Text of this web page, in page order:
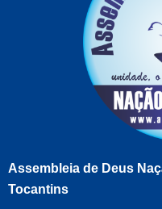
Assembleia de Deus
Tocantins